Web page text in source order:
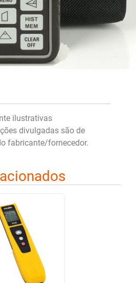
ilustrativas
divulgadas são de
fabricante/fornecedor.